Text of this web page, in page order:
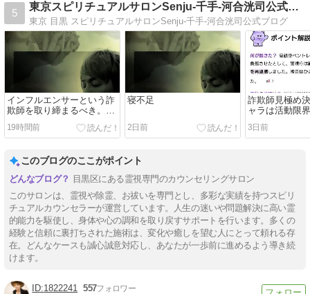
5
東京スピリチュアルサロンSenju-千手-河合洸司公式ブログ
東京 目黒 スピリチュアルサロンSenju-千手-河合洸司公式ブログ
インフルエンサーという詐
欺師を取り締まるべき。子
供が勘違いする。
19時間前
寝不足
2日前
詐欺師見極め
ャラは活動限
迷惑省みずに
る。
3日前
このブログのここがポイント
目黒区にある霊視専門のカウンセリングサロン
このサロンは、霊視や除霊、お祓いを専門とし、多彩な実績を持つスピリ
チュアルカウンセラーが運営しています。人生の迷いや問題解決に高い霊
的能力を駆使し、身体や心の調和を取り戻すサポートを行います。多くの
経験と信頼に裏打ちされた施術は、変化や癒しを望む人にとって頼れる存
在。どんなケースも誠心誠意対応し、あなたが一歩前に進めるよう導き続
けます。
1822241 557